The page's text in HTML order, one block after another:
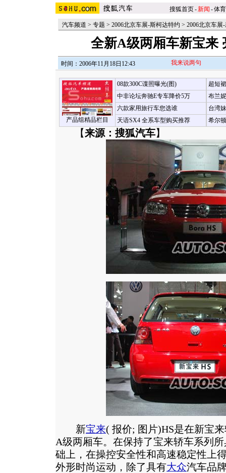
搜狐首页-新闻 -体育
汽车频道 > 专题 > 2006北京车展-斯柯达特约 > 2006北京车展
全新A级两厢车新宝来
时间：2006年11月18日12:43 我来说两句
产品组精品栏目
08款300C谍照曝光(图)
中非论坛奔驰E专车降价5万
六款家用旅行车您选谁
天语SX4 全系车型购买推荐
超短
布兰
台湾
希尔
【来源：搜狐汽车】
新宝来( 报价; 图片)HS是在新宝
A级两厢车。在保持了宝来轿车系列
础上，在操控安全性和高速稳定性上
外形时尚运动，除了具有大众汽车品